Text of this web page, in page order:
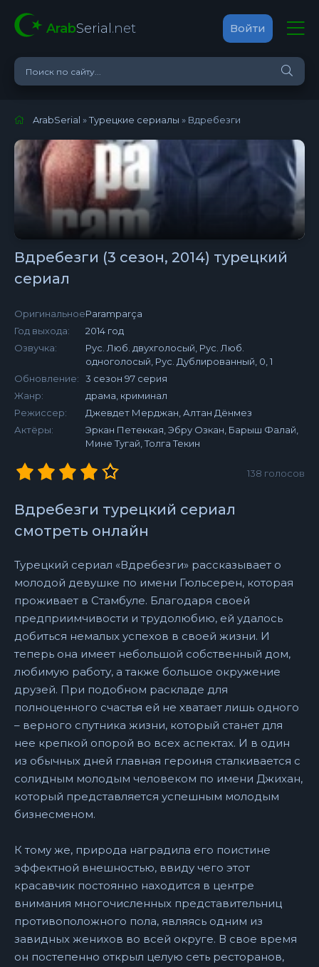
ArabSerial .net Войти
ArabSerial »Турецкие сериалы » Вдребезги
Вдребезги (3 сезон, 2014) турецкий
сериал
Оригинальное:Paramparça
Год выхода:
2014 год
Озвучка:
Рус. Люб. двухголосый, Рус. Люб.
одноголосый, Рус. Дублированный, 0, 1
Обновление:
3 сезон 97 серия
Жанр:
драма, криминал
Режиссер:
Джевдет Мерджан, Алтан Дёнмез
Актёры:
Эркан Петеккая, Эбру Озкан, Барыш Фалай,
Мине Тугай, Толга Текин
138 голосов
Вдребезги турецкий сериал
смотреть онлайн
Турецкий сериал «Вдребезги» рассказывает о
молодой девушке по имени Гюльсерен, которая
проживает в Стамбуле. Благодаря своей
предприимчивости и трудолюбию, ей удалось
добиться немалых успехов в своей жизни. И
теперь она имеет небольшой собственный дом,
любимую работу, а также большое окружение
друзей. При подобном раскладе для
полноценного счастья ей не хватает лишь одного
– верного спутника жизни, который станет для
нее крепкой опорой во всех аспектах. И в один
из обычных дней главная героиня сталкивается с
солидным молодым человеком по имени Джихан,
который представляется успешным молодым
бизнесменом.
К тому же, природа наградила его поистине
эффектной внешностью, ввиду чего этот
красавчик постоянно находится в центре
внимания многочисленных представительниц
противоположного пола, являясь одним из
завидных женихов во всей округе. В свое время
он постепенно открыл целую сеть ресторанов,